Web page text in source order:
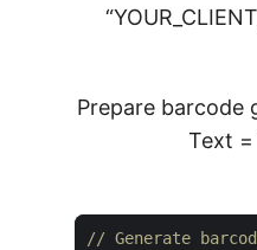
// Prepare
Text =
// Generate